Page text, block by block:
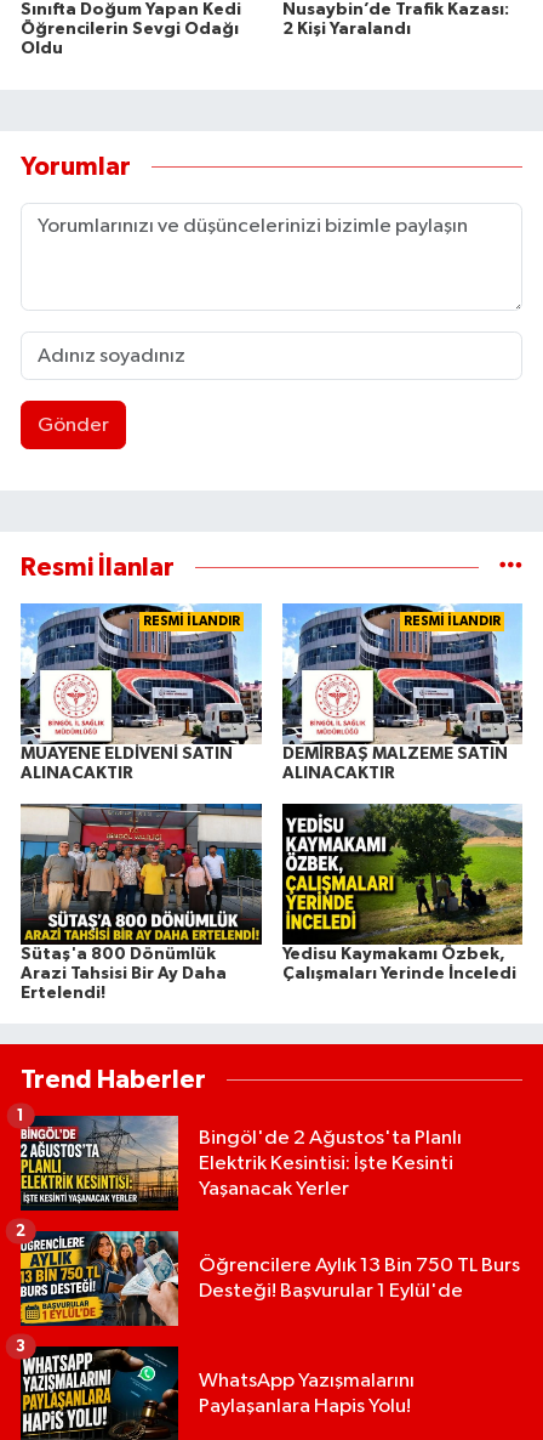
Sınıfta Doğum Yapan Kedi
Öğrencilerin Sevgi Odağı
Oldu
Nusaybin’de Trafik Kazası:
2 Kişi Yaralandı
Yorumlar
Gönder
Resmi İlanlar
RESMİ İLANDIR
MUAYENE ELDİVENİ SATIN
ALINACAKTIR
RESMİ İLANDIR
DEMİRBAŞ MALZEME SATIN
ALINACAKTIR
Sütaş'a 800 Dönümlük
Arazi Tahsisi Bir Ay Daha
Ertelendi!
Yedisu Kaymakamı Özbek,
Çalışmaları Yerinde İnceledi
Trend Haberler
Bingöl'de 2 Ağustos'ta Planlı
Elektrik Kesintisi: İşte Kesinti
Yaşanacak Yerler
1
Öğrencilere Aylık 13 Bin 750 TL Burs
Desteği! Başvurular 1 Eylül'de
2
WhatsApp Yazışmalarını
Paylaşanlara Hapis Yolu!
3